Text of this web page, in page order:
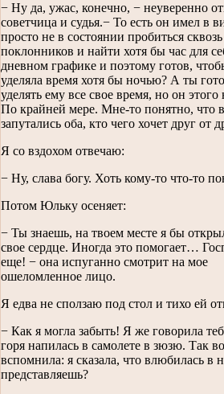
− Ну да, ужас, конечно, − неуверенно
советчица и судья.− То есть он имел в
просто не в состоянии пробиться
поклонников и найти хотя бы час для
дневном графике и поэтому готов,
уделяла время хотя бы ночью? А ты
уделять ему все свое время, но он
По крайней мере. Мне-то понятно, что
запутались оба, кто чего хочет друг от
Я со вздохом отвечаю:
− Ну, слава богу. Хоть кому-то что-то
Потом Юльку осеняет:
− Ты знаешь, на твоем месте я бы
свое сердце. Иногда это помогает…
еще! − она испуганно смотрит на мое
ошеломленное лицо.
Я едва не сползаю под стол и тихо ей
− Как я могла забыть! Я же говорила
горя напилась в самолете в зюзю. Так
вспомнила: я сказала, что влюбилась в
представляешь?